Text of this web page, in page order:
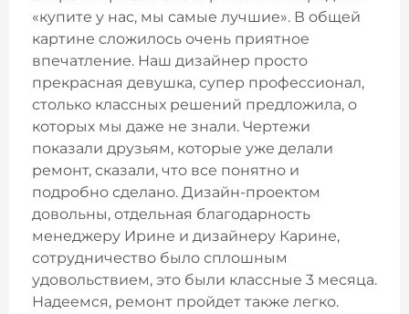
«купите у нас, мы самые лучшие». В общей
картине сложилось очень приятное
впечатление. Наш дизайнер просто
прекрасная девушка, супер профессионал,
столько классных решений предложила, о
которых мы даже не знали. Чертежи
показали друзьям, которые уже делали
ремонт, сказали, что все понятно и
подробно сделано. Дизайн-проектом
довольны, отдельная благодарность
менеджеру Ирине и дизайнеру Карине,
сотрудничество было сплошным
удовольствием, это были классные 3 месяца.
Надеемся, ремонт пройдет также легко.